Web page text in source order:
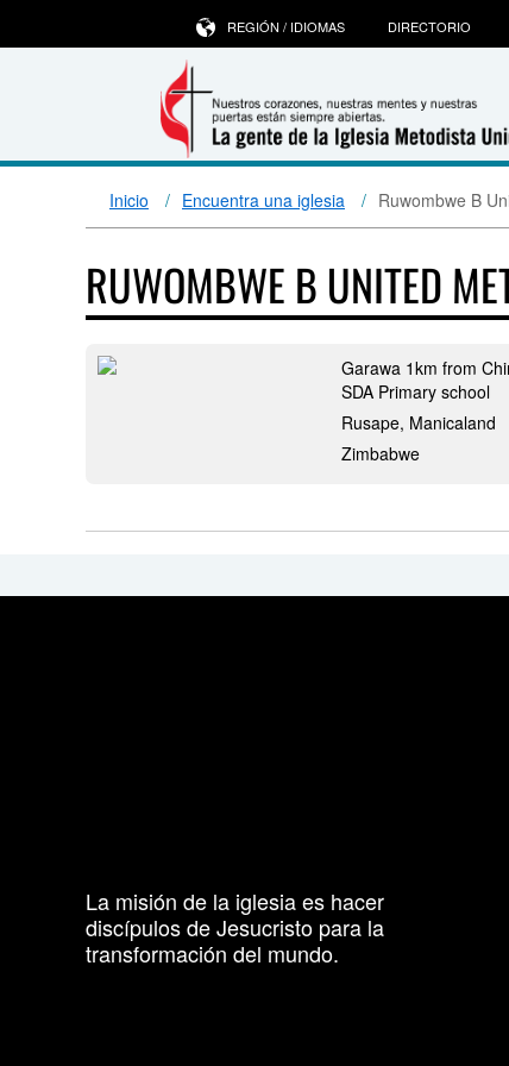
REGIÓN / IDIOMAS DIRECTORIO
Inicio Encuentra una iglesia Ruwombwe B
RUWOMBWE B UNITED
Garawa 1km from
SDA Primary school
Rusape, Manicaland
Zimbabwe
La misión de la iglesia es hacer
discípulos de Jesucristo para la
transformación del mundo.